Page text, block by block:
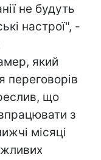
не будуть
настрої", -
який
переговорів
що
з
місяці